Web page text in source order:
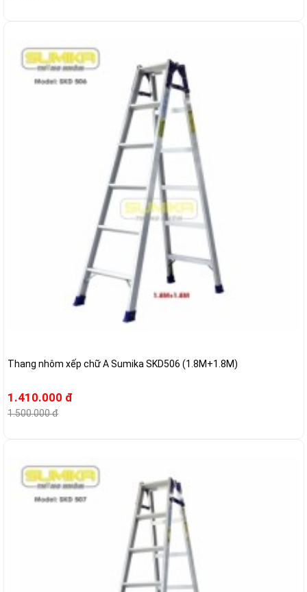
Thang nhôm xếp chữ A Sumika SKD506 (1.8M+1.8M)
1.410.000 đ
1.500.000 đ